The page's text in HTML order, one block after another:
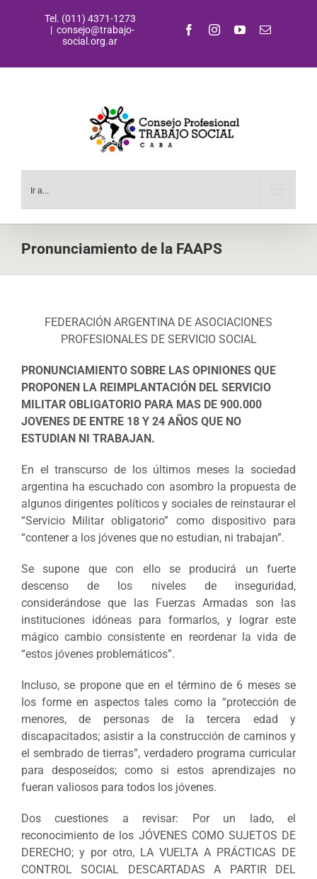
Tel. (011) 4371-1273
| consejo@trabajo-
social.org.ar
FacebookInstagramYouTubeCorreo
Ir a...
Pronunciamiento de la FAAPS
FEDERACIÓN ARGENTINA DE ASOCIACIONES
PROFESIONALES DE SERVICIO SOCIAL
PRONUNCIAMIENTO SOBRE LAS OPINIONES QUE
PROPONEN LA REIMPLANTACIÓN DEL SERVICIO
MILITAR OBLIGATORIO PARA MAS DE 900.000
JOVENES DE ENTRE 18 Y 24 AÑOS QUE NO
ESTUDIAN NI TRABAJAN.
En el transcurso de los últimos meses la sociedad
argentina ha escuchado con asombro la propuesta de
algunos dirigentes políticos y sociales de reinstaurar el
“Servicio Militar obligatorio” como dispositivo para
“contener a los jóvenes que no estudian, ni trabajan”.
Se supone que con ello se producirá un fuerte
descenso de los niveles de inseguridad,
considerándose que las Fuerzas Armadas son las
instituciones idóneas para formarlos, y lograr este
mágico cambio consistente en reordenar la vida de
“estos jóvenes problemáticos”.
Incluso, se propone que en el término de 6 meses se
los forme en aspectos tales como la “protección de
menores, de personas de la tercera edad y
discapacitados; asistir a la construcción de caminos y
el sembrado de tierras”, verdadero programa curricular
para desposeídos; como si estos aprendizajes no
fueran valiosos para todos los jóvenes.
Dos cuestiones a revisar: Por un lado, el
reconocimiento de los JÓVENES COMO SUJETOS DE
DERECHO; y por otro, LA VUELTA A PRÁCTICAS DE
CONTROL SOCIAL DESCARTADAS A PARTIR DEL